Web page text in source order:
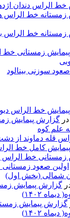
الراس دندان
زمستانه خط الراس
زمستانی خط
سوزنی بینالود
خط الراس
در گزارش پیمایش
علم کوه
قله دماوند از
پیمایش کامل خط
خط الراس
اولین صعود
شمالی (بخش اول)
گزارش پیمایش
۱۴۰۲)
گزارش پیمایش
۱۴۰۲)